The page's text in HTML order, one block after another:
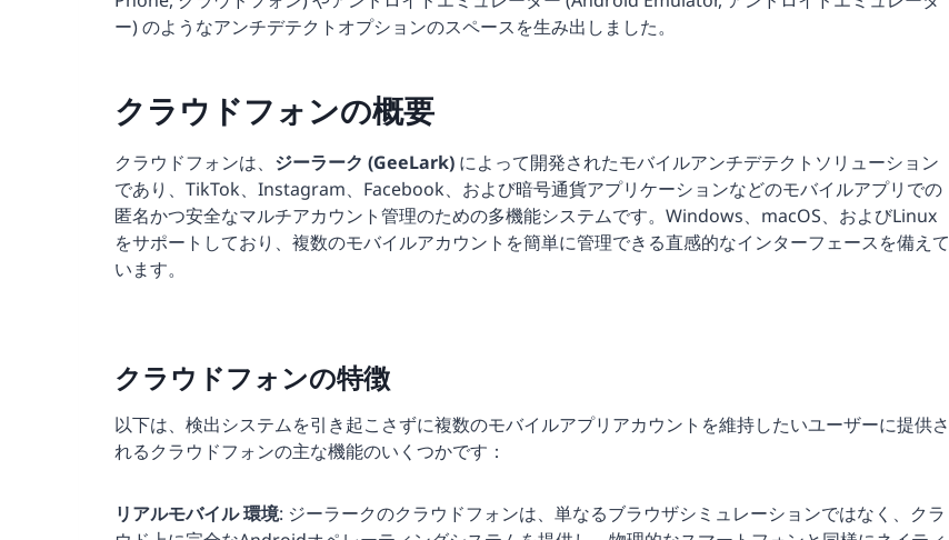
ー) のようなアンチデテクトオプションのスペースを生み出しました。
クラウドフォンの概要
クラウドフォンは、 ジーラーク (GeeLark) によって開発されたモバイルアンチデテクトソリューション
であり、TikTok、Instagram、Facebook、および暗号通貨アプリケーションなどのモバイルアプリでの
匿名かつ安全なマルチアカウント管理のための多機能システムです。Windows、macOS、およびLinux
をサポートしており、複数のモバイルアカウントを簡単に管理できる直感的なインターフェースを備えて
います。
クラウドフォンの特徴
以下は、検出システムを引き起こさずに複数のモバイルアプリアカウントを維持したいユーザーに提供さ
れるクラウドフォンの主な機能のいくつかです：
リアルモバイル環境: ジーラークのクラウドフォンは、単なるブラウザシミュレーションではなく、クラ